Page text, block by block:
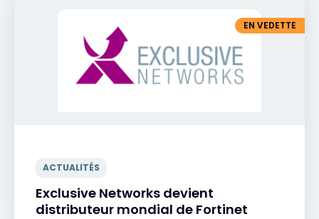
EN VEDETTE
ACTUALITÉS
Exclusive Networks devient
distributeur mondial de Fortinet